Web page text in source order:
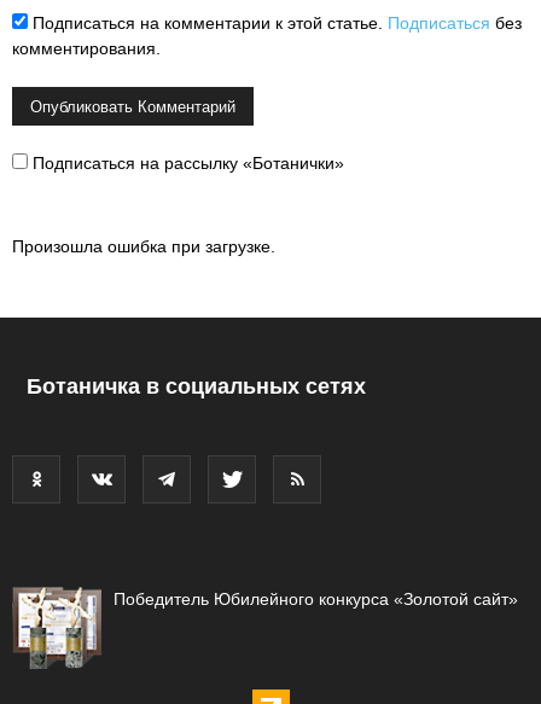
Подписаться на комментарии к этой статье. Подписаться без
комментирования.
Подписаться на рассылку «Ботанички»
Произошла ошибка при загрузке.
Ботаничка в социальных сетях
Победитель Юбилейного конкурса «Золотой сайт»